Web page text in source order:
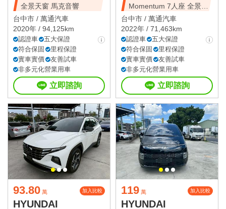
全景天窗 馬克音響
台中市 / 萬通汽車
2020年 / 94,125km
認證車
五大保證
符合保固
里程保證
實車實價
友善試車
非多元化營業用車
立即諮詢
Momentum 7人座 全景天
窗
台中市 / 萬通汽車
2022年 / 71,463km
認證車
五大保證
符合保固
里程保證
實車實價
友善試車
非多元化營業用車
立即諮詢
93.80 萬 加入比較
HYUNDAI
119 萬 加入比較
HYUNDAI